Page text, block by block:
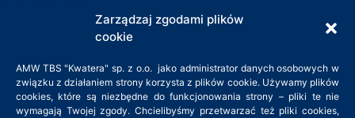
Zarządzaj zgodami plików
cookie
AMW TBS "Kwatera" sp. z o.o. jako administrator danych osobowych w
związku z działaniem strony korzysta z plików cookie. Używamy plików
cookies, które są niezbędne do funkcjonowania strony – pliki te nie
wymagają Twojej zgody. Chcielibyśmy przetwarzać też pliki cookies,
XIV Wydział Gospodarczy
Krajowego Rejestru Sądowego
NIP: 526-26-75-121
Adres siedziby: